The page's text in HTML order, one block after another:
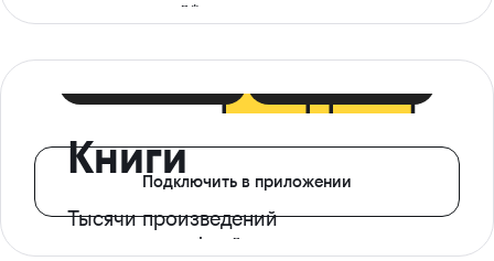
ограничений*
Книги
Тысячи произведений
с доступом офлайн
Подключить в приложении